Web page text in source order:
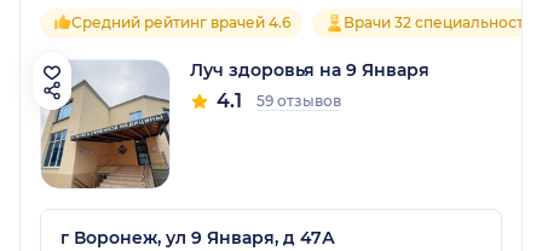
Средний рейтинг врачей 4.6 Врачи 32 специальностей
Луч здоровья на 9 Января
4.1 59 отзывов
г Воронеж, ул 9 Января, д 47А